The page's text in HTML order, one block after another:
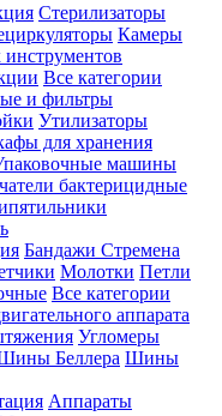
Стерилизаторы
Камеры
инструментов
Все категории
и фильтры
Утилизаторы
для хранения
машины
бактерицидные
Бандажи Стремена
Молотки Петли
Все категории
аппарата
Угломеры
Беллера Шины
Аппараты